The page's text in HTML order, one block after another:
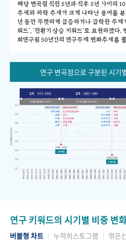
해당 변곡점 직전 5년과 직후 5년 사이의
추세와 하락 추세가 크게 나타난 용어를
년 동안 뚜렷하게 급증하거나 급락한 주제
워드', '전환기 상승 키워드'로 표현하였다.
회연구원 50년간의 연구주제 변화추세를
연구 변곡점으로 구분된 시기
연구 키워드의 시기별 비중 변
버블형 차트 누적히스토그램 꺾은